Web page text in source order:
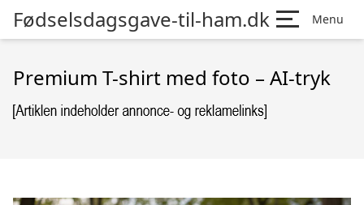
Fødselsdagsgave-til-ham.dk Menu
Premium T-shirt med foto – AI-tryk